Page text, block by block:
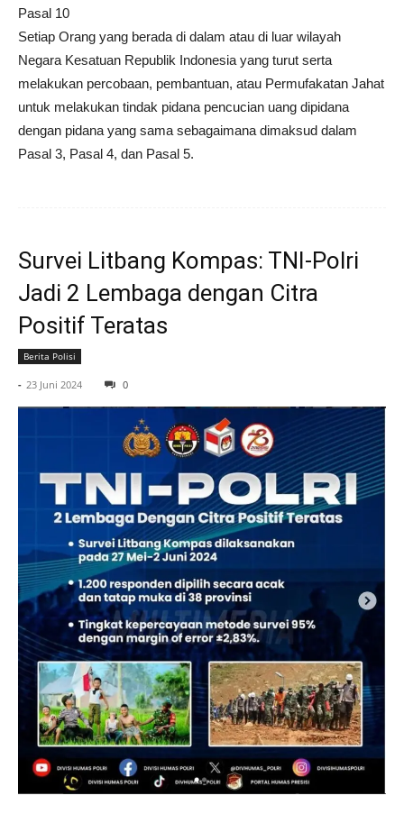
Pasal 10
Setiap Orang yang berada di dalam atau di luar wilayah
Negara Kesatuan Republik Indonesia yang turut serta
melakukan percobaan, pembantuan, atau Permufakatan Jahat
untuk melakukan tindak pidana pencucian uang dipidana
dengan pidana yang sama sebagaimana dimaksud dalam
Pasal 3, Pasal 4, dan Pasal 5.
Survei Litbang Kompas: TNI-Polri
Jadi 2 Lembaga dengan Citra
Positif Teratas
Berita Polisi
- 23 Juni 2024 0